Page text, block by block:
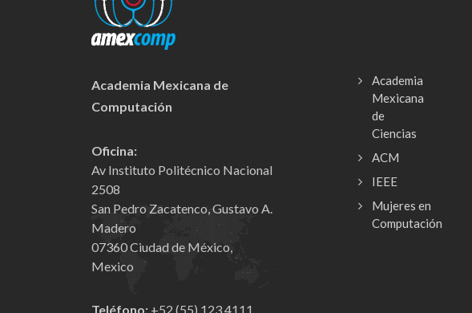
Academia Mexicana de
Computación
Oficina:
Av Instituto Politécnico Nacional
2508
San Pedro Zacatenco, Gustavo A.
Madero
07360 Ciudad de México,
Mexico
Teléfono: +52 (55) 123 4111
Academia
Mexicana
de
Ciencias
ACM
IEEE
Mujeres en
Computación